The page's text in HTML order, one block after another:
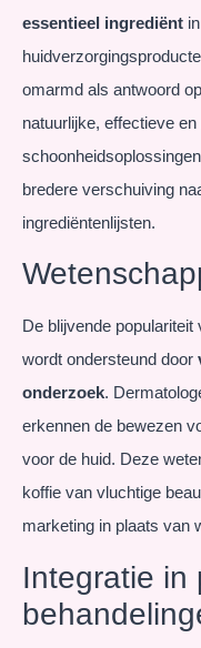
essentieel ingrediënt
omarmd als antwoord
natuurlijke, effectieve
bredere verschuiving
ingrediëntenlijsten.
De blijvende
wordt ondersteund door
onderzoek.
erkennen de bewezen
voor de huid. Deze
koffie van vluchtige
marketing in plaats van
Integratie in